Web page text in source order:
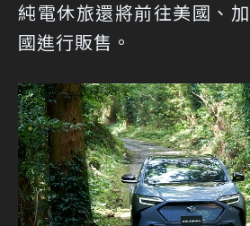
純電休旅還將前往美國、
國進行販售。